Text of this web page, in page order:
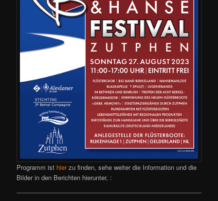
Programm ist hierzu finden, sehe weiter die Information und die
Bilder in den Berichten hierunter, :